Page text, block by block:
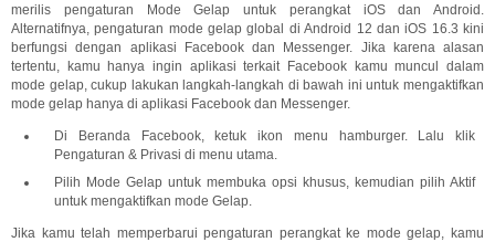
merilis pengaturan Mode Gelap untuk perangkat iOS dan Android.
Alternatifnya, pengaturan mode gelap global di Android 12 dan iOS 16.3 kini
berfungsi dengan aplikasi Facebook dan Messenger. Jika karena alasan
tertentu, kamu hanya ingin aplikasi terkait Facebook kamu muncul dalam
mode gelap, cukup lakukan langkah-langkah di bawah ini untuk mengaktifkan
mode gelap hanya di aplikasi Facebook dan Messenger.
Di Beranda Facebook, ketuk ikon menu hamburger. Lalu klik
Pengaturan & Privasi di menu utama.
Pilih Mode Gelap untuk membuka opsi khusus, kemudian pilih Aktif
untuk mengaktifkan mode Gelap.
Jika kamu telah memperbarui pengaturan perangkat ke mode gelap, kamu